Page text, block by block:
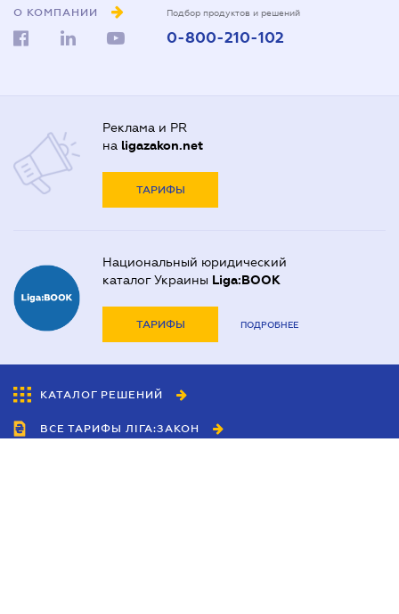
О КОМПАНИИ Подбор продуктов и решений
0-800-210-102
Реклама и PR
на ligazakon.net
ТАРИФЫ
Национальный юридический
каталог Украины Liga:BOOK
ТАРИФЫ ПОДРОБНЕЕ
КАТАЛОГ РЕШЕНИЙ
ВСЕ ТАРИФЫ ЛІГА:ЗАКОН